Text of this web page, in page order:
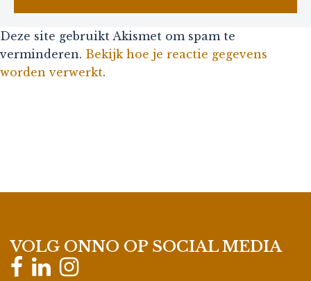
Deze site gebruikt Akismet om spam te
verminderen. Bekijk hoe je reactie gegevens
worden verwerkt.
VOLG ONNO OP SOCIAL MEDIA